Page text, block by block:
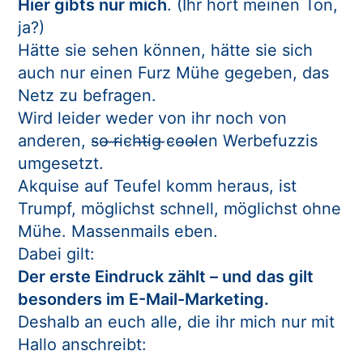
Hier gibts nur mich. (Ihr hört meinen Ton,
ja?)
Hätte sie sehen können, hätte sie sich
auch nur einen Furz Mühe gegeben, das
Netz zu befragen.
Wird leider weder von ihr noch von
anderen, s̴o̴ ̴r̴i̴c̴h̴t̴i̴g̴ ̴c̴o̴o̴l̴e̴n Werbefuzzis
umgesetzt.
Akquise auf Teufel komm heraus, ist
Trumpf, möglichst schnell, möglichst ohne
Mühe. Massenmails eben.
Dabei gilt:
Der erste Eindruck zählt – und das gilt
besonders im E-Mail-Marketing.
Deshalb an euch alle, die ihr mich nur mit
Hallo anschreibt: